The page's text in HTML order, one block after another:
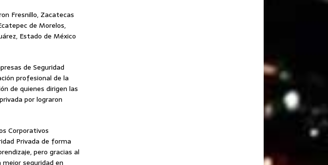
Fresnillo, Zacatecas
de Morelos,
Estado de México
de Seguridad
profesional de la
de quienes dirigen las
por lograron
Corporativos
Privada de forma
pero gracias al
seguridad en